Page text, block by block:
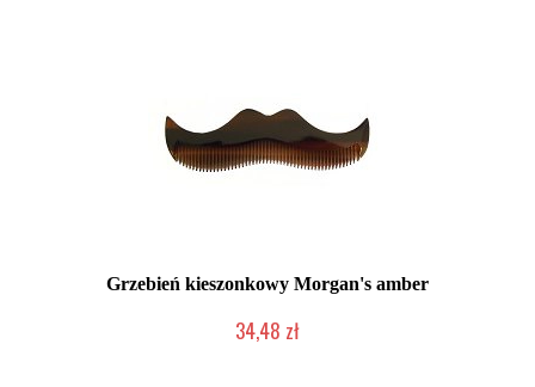
Grzebień kieszonkowy Morgan's amber
34,48 zł